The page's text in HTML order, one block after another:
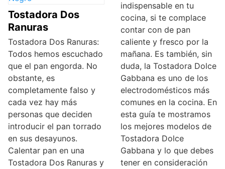
Tostadora Dos
Ranuras
Tostadora Dos Ranuras:
Todos hemos escuchado
que el pan engorda. No
obstante, es
completamente falso y
cada vez hay más
personas que deciden
introducir el pan torrado
en sus desayunos.
Calentar pan en una
Tostadora Dos Ranuras y
indispensable en tu
cocina, si te complace
contar con de pan
caliente y fresco por la
mañana. Es también, sin
duda, la Tostadora Dolce
Gabbana es uno de los
electrodomésticos más
comunes en la cocina. En
esta guía te mostramos
los mejores modelos de
Tostadora Dolce
Gabbana y lo que debes
tener en consideración